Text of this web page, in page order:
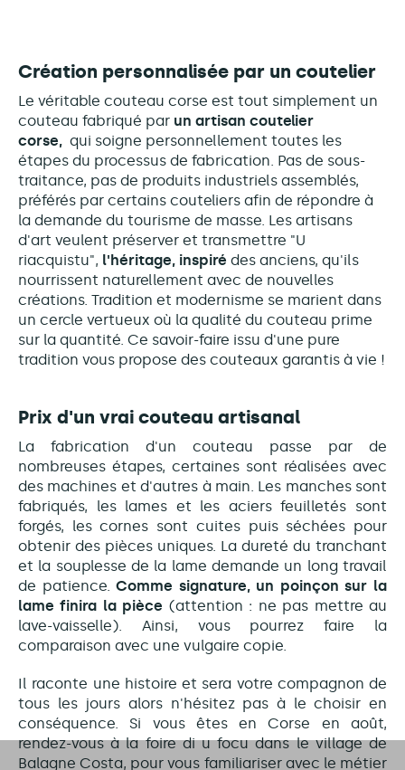
Création personnalisée par un coutelier
Le véritable couteau corse est tout simplement un
couteau fabriqué par un artisan coutelier
corse, qui soigne personnellement toutes les
étapes du processus de fabrication. Pas de sous-
traitance, pas de produits industriels assemblés,
préférés par certains couteliers afin de répondre à
la demande du tourisme de masse. Les artisans
d'art veulent préserver et transmettre "U
riacquistu", l'héritage, inspiré des anciens, qu'ils
nourrissent naturellement avec de nouvelles
créations. Tradition et modernisme se marient dans
un cercle vertueux où la qualité du couteau prime
sur la quantité. Ce savoir-faire issu d'une pure
tradition vous propose des couteaux garantis à vie !
Prix d'un vrai couteau artisanal
La fabrication d'un couteau passe par de
nombreuses étapes, certaines sont réalisées avec
des machines et d'autres à main. Les manches sont
fabriqués, les lames et les aciers feuilletés sont
forgés, les cornes sont cuites puis séchées pour
obtenir des pièces uniques. La dureté du tranchant
et la souplesse de la lame demande un long travail
de patience.Comme signature, un poinçon sur la
lame finira la pièce (attention : ne pas mettre au
lave-vaisselle). Ainsi, vous pourrez faire la
comparaison avec une vulgaire copie.
Il raconte une histoire et sera votre compagnon de
tous les jours alors n'hésitez pas à le choisir en
conséquence. Si vous êtes en Corse en août,
rendez-vous à la foire di u focu dans le village de
Balagne Costa, pour vous familiariser avec le métier